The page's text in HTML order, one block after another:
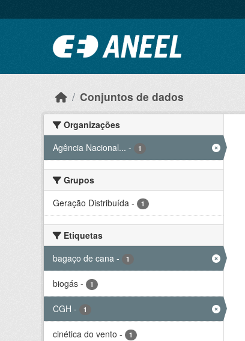
Conjuntos de dados
Organizações
Agência Nacional... - 1
Grupos
Geração Distribuída - 1
Etiquetas
bagaço de cana - 1
biogás - 1
CGH - 1
cinética do vento - 1